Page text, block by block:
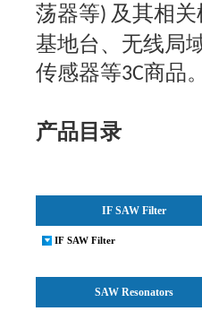
荡器等) 及其相
基地台、无线局
传感器等3C商品
产品目录
IF SAW Filter
IF SAW Filter
SAW Resonators